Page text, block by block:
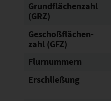
Grundflächen­zahl
(GRZ)
Geschoßflächen­
zahl (GFZ)
Flurnummern
Erschließung